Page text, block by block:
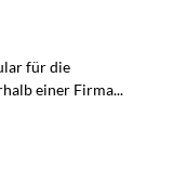
für die
einer Firma...